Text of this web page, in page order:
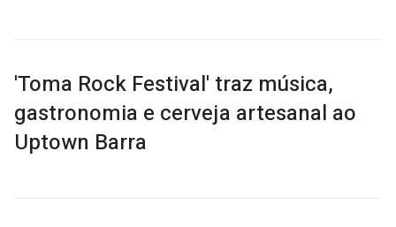
'Toma Rock Festival' traz música,
gastronomia e cerveja artesanal ao
Uptown Barra